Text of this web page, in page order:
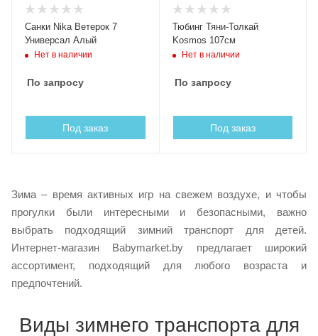
Санки Nika Ветерок 7
Универсал Алый
Нет в наличии
По запросу
Под заказ
Тюбинг Тяни-Толкай
Kosmos 107см
Нет в наличии
По запросу
Под заказ
Зима – время активных игр на свежем воздухе, и чтобы
прогулки были интересными и безопасными, важно
выбрать подходящий зимний транспорт для детей.
Интернет-магазин Babymarket.by предлагает широкий
ассортимент, подходящий для любого возраста и
предпочтений.
Виды зимнего транспорта для